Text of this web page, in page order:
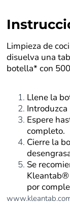
Limpieza de
disuelva una
botella* con
Llene la
Espere
completo.
Cierre la
Se
Kleantab®
por